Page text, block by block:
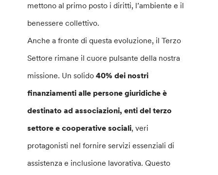
mettono al primo posto i diritti, l’ambiente e il
benessere collettivo.
Anche a fronte di questa evoluzione, il Terzo
Settore rimane il cuore pulsante della nostra
missione. Un solido40% dei nostri
finanziamenti alle persone giuridiche è
destinato ad associazioni, enti del terzo
settore e cooperative sociali, veri
protagonisti nel fornire servizi essenziali di
assistenza e inclusione lavorativa. Questo